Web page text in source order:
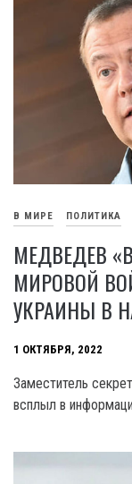
В МИРЕ ПОЛИТИКА
МЕДВЕДЕВ
МИРОВОЙ
УКРАИНЫ В
1 ОКТЯБРЯ, 2022
Заместитель
всплыл в